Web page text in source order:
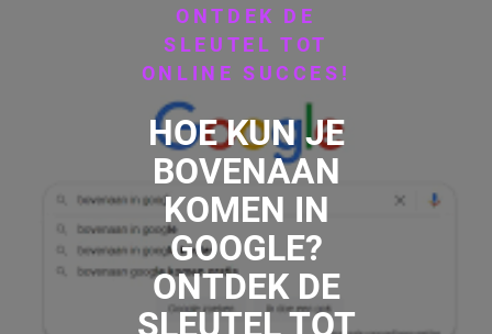
ONTDEK DE
SLEUTEL TOT
ONLINE SUCCES!
HOE KUN JE
BOVENAAN
KOMEN IN
GOOGLE?
ONTDEK DE
SLEUTEL TOT